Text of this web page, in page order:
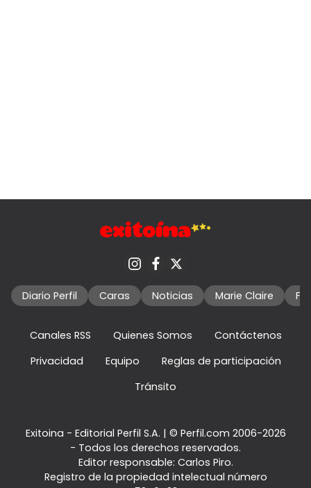
Diario Perfil Caras Noticias Marie Claire
Canales RSS Quienes Somos
Contáctenos
Privacidad
Equipo
Reglas de participación
Tránsito
Exitoina - Editorial Perfil S.A. | © Perfil.com 2006-2026
- Todos los derechos reservados.
Editor responsable: Carlos Piro.
Registro de la propiedad intelectual número